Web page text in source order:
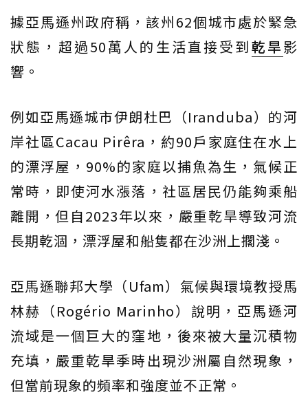
據亞馬遜州政府稱，該州62個城市處於緊急
狀態，超過50萬人的生活直接受到乾旱影
響。
例如亞馬遜城市伊朗杜巴（Iranduba）的河
岸社區Cacau Pirêra，約90戶家庭住在水上
的漂浮屋，90%的家庭以捕魚為生，氣候正
常時，即使河水漲落，社區居民仍能夠乘船
離開，但自2023年以來，嚴重乾旱導致河流
長期乾涸，漂浮屋和船隻都在沙洲上擱淺。
亞馬遜聯邦大學（Ufam）氣候與環境教授馬
林赫（Rogério Marinho）說明，亞馬遜河
流域是一個巨大的窪地，後來被大量沉積物
充填，嚴重乾旱季時出現沙洲屬自然現象，
但當前現象的頻率和強度並不正常。